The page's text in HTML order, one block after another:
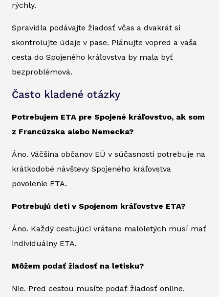
rýchly.
Spravidla podávajte žiadosť včas a dvakrát si
skontrolujte údaje v pase. Plánujte vopred a vaša
cesta do Spojeného kráľovstva by mala byť
bezproblémová.
Často kladené otázky
Potrebujem ETA pre Spojené kráľovstvo, ak som
z Francúzska alebo Nemecka?
Áno. Väčšina občanov EÚ v súčasnosti potrebuje na
krátkodobé návštevy Spojeného kráľovstva
povolenie ETA.
Potrebujú deti v Spojenom kráľovstve ETA?
Áno. Každý cestujúci vrátane maloletých musí mať
individuálny ETA.
Môžem podať žiadosť na letisku?
Nie. Pred cestou musíte podať žiadosť online.